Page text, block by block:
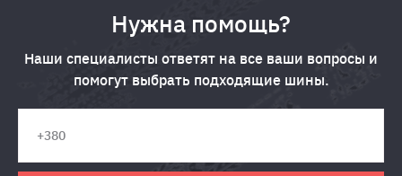
Нужна помощь?
Наши специалисты ответят на все ваши вопросы и
помогут выбрать подходящие шины.